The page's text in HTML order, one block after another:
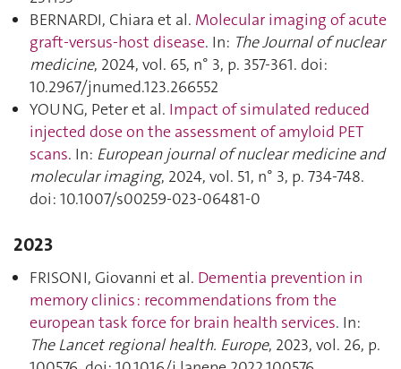
BERNARDI, Chiara et al. Molecular imaging of acute
graft-versus-host disease. In: The Journal of nuclear
medicine, 2024, vol. 65, n° 3, p. 357‑361. doi:
10.2967/jnumed.123.266552
YOUNG, Peter et al. Impact of simulated reduced
injected dose on the assessment of amyloid PET
scans. In: European journal of nuclear medicine and
molecular imaging, 2024, vol. 51, n° 3, p. 734‑748.
doi: 10.1007/s00259-023-06481-0
2023
FRISONI, Giovanni et al. Dementia prevention in
memory clinics : recommendations from the
european task force for brain health services. In:
The Lancet regional health. Europe, 2023, vol. 26, p.